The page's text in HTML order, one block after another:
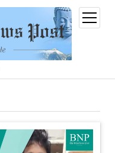
open
menu